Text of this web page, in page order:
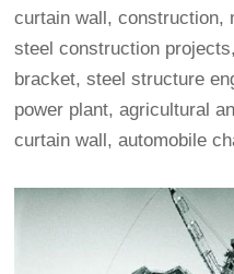
curtain wall, construction,
steel construction
bracket, steel structure
power plant, agricultural
curtain wall, automobile